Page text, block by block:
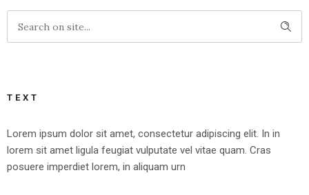
TEXT
Lorem ipsum dolor sit amet, consectetur adipiscing elit. In in
lorem sit amet ligula feugiat vulputate vel vitae quam. Cras
posuere imperdiet lorem, in aliquam urn